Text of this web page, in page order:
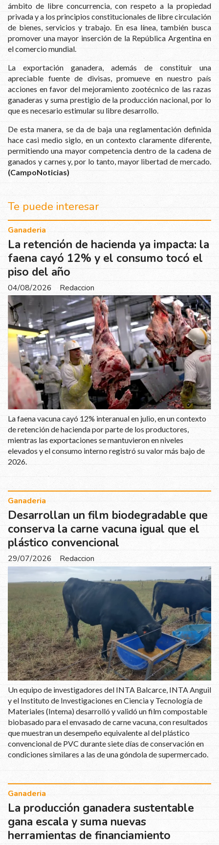
ámbito de libre concurrencia, con respeto a la propiedad
privada y a los principios constitucionales de libre circulación
de bienes, servicios y trabajo. En esa línea, también busca
promover una mayor inserción de la República Argentina en
el comercio mundial.
La exportación ganadera, además de constituir una
apreciable fuente de divisas, promueve en nuestro país
acciones en favor del mejoramiento zootécnico de las razas
ganaderas y suma prestigio de la producción nacional, por lo
que es necesario estimular su libre desarrollo.
De esta manera, se da de baja una reglamentación definida
hace casi medio siglo, en un contexto claramente diferente,
permitiendo una mayor competencia dentro de la cadena de
ganados y carnes y, por lo tanto, mayor libertad de mercado.
(CampoNoticias)
Te puede interesar
La retención de hacienda ya impacta: la
faena cayó 12% y el consumo tocó el
piso del año
Redaccion
Ganaderia
04/08/2026
La faena vacuna cayó 12% interanual en julio, en un contexto
de retención de hacienda por parte de los productores,
mientras las exportaciones se mantuvieron en niveles
elevados y el consumo interno registró su valor más bajo de
2026.
Desarrollan un film biodegradable que
conserva la carne vacuna igual que el
plástico convencional
Redaccion
Ganaderia
29/07/2026
Un equipo de investigadores del INTA Balcarce, INTA Anguil
y el Instituto de Investigaciones en Ciencia y Tecnología de
Materiales (Intema) desarrolló y validó un film compostable
biobasado para el envasado de carne vacuna, con resultados
que muestran un desempeño equivalente al del plástico
convencional de PVC durante siete días de conservación en
condiciones similares a las de una góndola de supermercado.
La producción ganadera sustentable
gana escala y suma nuevas
herramientas de financiamiento
Ganaderia